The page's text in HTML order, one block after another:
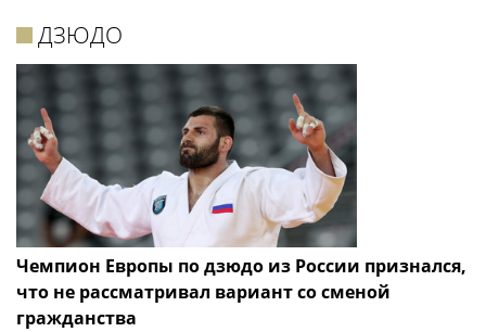
ДЗЮДО
Чемпион Европы по дзюдо из России признался,
что не рассматривал вариант со сменой
гражданства